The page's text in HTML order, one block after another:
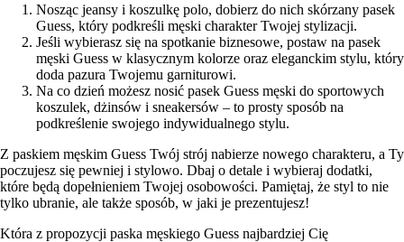
Nosząc jeansy i koszulkę polo, dobierz do nich skórzany pasek
Guess, który podkreśli męski charakter Twojej stylizacji.
Jeśli wybierasz się na spotkanie biznesowe, postaw na pasek
męski Guess w klasycznym kolorze oraz eleganckim stylu, który
doda pazura Twojemu garniturowi.
Na co dzień możesz nosić pasek Guess męski do sportowych
koszulek, dżinsów i sneakersów – to prosty sposób na
podkreślenie swojego indywidualnego stylu.
Z paskiem męskim Guess Twój strój nabierze nowego charakteru, a Ty
poczujesz się pewniej i stylowo. Dbaj o detale i wybieraj dodatki,
które będą dopełnieniem Twojej osobowości. Pamiętaj, że styl to nie
tylko ubranie, ale także sposób, w jaki je prezentujesz!
Która z propozycji paska męskiego Guess najbardziej Cię